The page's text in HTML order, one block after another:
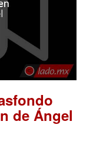
de Ángel